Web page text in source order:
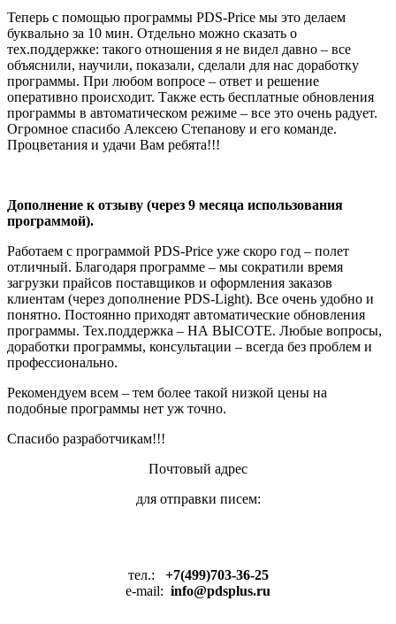
Теперь с помощью программы PDS-Price мы это делаем
буквально за 10 мин. Отдельно можно сказать о
тех.поддержке: такого отношения я не видел давно – все
объяснили, научили, показали, сделали для нас доработку
программы. При любом вопросе – ответ и решение
оперативно происходит. Также есть бесплатные обновления
программы в автоматическом режиме – все это очень радует.
Огромное спасибо Алексею Степанову и его команде.
Процветания и удачи Вам ребята!!!
Дополнение к отзыву (через 9 месяца использования
программой).
Работаем с программой PDS-Price уже скоро год – полет
отличный. Благодаря программе – мы сократили время
загрузки прайсов поставщиков и оформления заказов
клиентам (через дополнение PDS-Light). Все очень удобно и
понятно. Постоянно приходят автоматические обновления
программы. Тех.поддержка – НА ВЫСОТЕ. Любые вопросы,
доработки программы, консультации – всегда без проблем и
профессионально.
Рекомендуем всем – тем более такой низкой цены на
подобные программы нет уж точно.
Спасибо разработчикам!!!
Почтовый адрес
для отправки писем:
тел.: +7(499)703-36-25
e-mail: info@pdsplus.ru